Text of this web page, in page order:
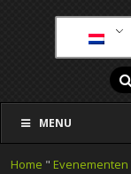
MENU
Home " Evenementen